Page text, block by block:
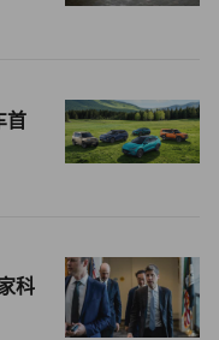
现，3月和4月，人工
智能相关裁员人数已
的人工智能相关裁员
一原因。对于那些将
超大规模企业而言，
行业趋势。因此，微
首
科